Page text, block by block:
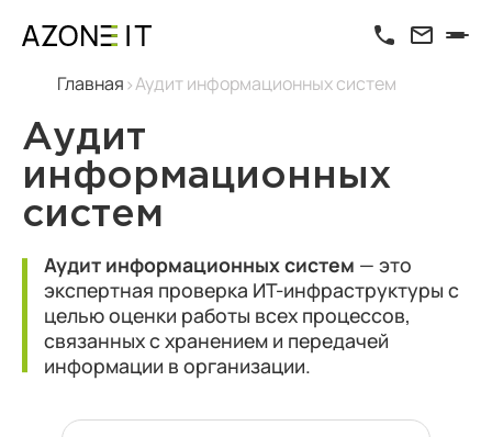
Главная Аудит информационных систем
Аудит
информационных
систем
Аудит информационных систем — это
экспертная проверка ИТ-инфраструктуры с
целью оценки работы всех процессов,
связанных с хранением и передачей
информации в организации.